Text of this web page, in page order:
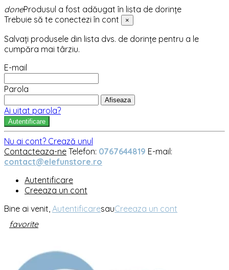
doneProdusul a fost adăugat în lista de dorințe
Trebuie să te conectezi în cont
×
Salvați produsele din lista dvs. de dorințe pentru a le
cumpăra mai târziu.
E-mail
Parola
Afiseaza
Ai uitat parola?
Autentificare
Nu ai cont? Crează unul
Contacteaza-ne Telefon: 0767644819 E-mail:
contact@elefunstore.ro
Autentificare
Creeaza un cont
Bine ai venit, AutentificaresauCreeaza un cont
favorite